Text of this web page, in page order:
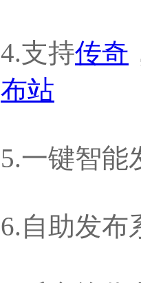
4.支持传奇
布站
5.一键智能
6.自助发布